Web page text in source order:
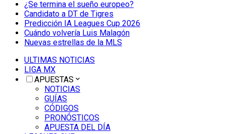
¿Se termina el sueño europeo?
Candidato a DT de Tigres
Predicción IA Leagues Cup 2026
Cuándo volvería Luis Malagón
Nuevas estrellas de la MLS
ULTIMAS NOTICIAS
LIGA MX
APUESTAS
NOTICIAS
GUÍAS
CÓDIGOS
PRONÓSTICOS
APUESTA DEL DÍA